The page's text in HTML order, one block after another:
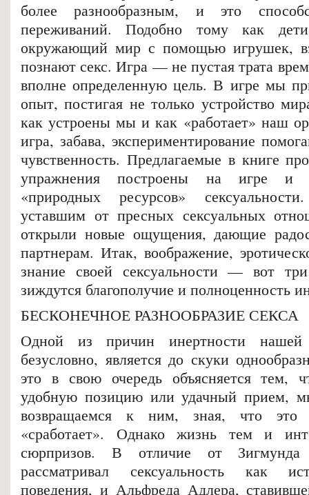
более разнообразным, и это
переживаний. Подобно тому как
окружающий мир с помощью игрушек,
познают секс. Игра — не пустая трата
вполне определенную цель. В игре мы
опыт, постигая не только устройство
как устроены мы и как «работает» наш
игра, забава, экспериментирование
чувственность. Предлагаемые в книге
упражнения построены на игре и
«природных ресурсов»
уставшим от пресных сексуальных
открыли новые ощущения, дающие
партнерам. Итак, воображение,
знание своей сексуальности — вот
зиждутся благополучие и полноценность
БЕСКОНЕЧНОЕ РАЗНООБРАЗИЕ СЕКСА
Одной из причин инертности
безусловно, является до скуки
это в свою очередь объясняется тем,
удобную позицию или удачный прием,
возвращаемся к ним, зная, что
«сработает». Однако жизнь тем и
сюрпризов. В отличие от
рассматривал сексуальность как
поведения, и Альфреда Адлера,